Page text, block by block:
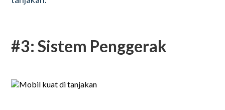
#3: Sistem Penggerak